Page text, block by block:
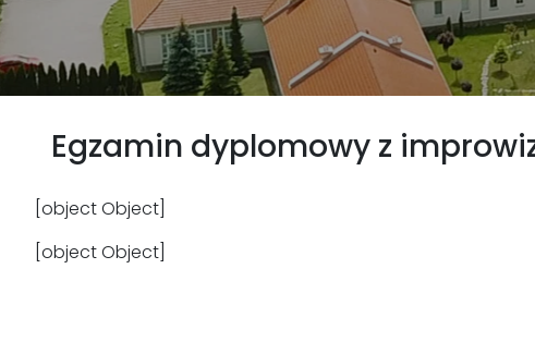
Egzamin dyplomowy z
[object Object]
[object Object]